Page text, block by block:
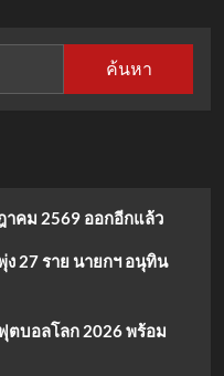
ค้นหา
าคม 2569 ออกอีกแล้ว
27 ราย นายกฯ อนุทิน
บอลโลก 2026 พร้อม